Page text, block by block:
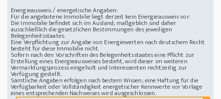
Energieausweis / energetische Angaben:
Für die angebotene Immobilie liegt derzeit kein Energieausweis vor.
Die Immobilie befindet sich im Ausland; maßgeblich sind daher
ausschließlich die gesetzlichen Bestimmungen des jeweiligen
Belegenheitsstaates.
Eine Verpflichtung zur Angabe von Energiewerten nach deutschem Recht
besteht für diese Immobilie nicht.
Sofern nach den Vorschriften des Belegenheitsstaates eine Pflicht zur
Erstellung eines Energieausweises besteht, wird dieser im weiteren
Vermarktungsprozess eingeholt und Interessenten rechtzeitig zur
Verfügung gestellt.
Sämtliche Angaben erfolgen nach bestem Wissen; eine Haftung für die
Verfügbarkeit oder Vollständigkeit energetischer Kennwerte vor Vorlage
eines entsprechenden Nachweises wird ausgeschlossen.